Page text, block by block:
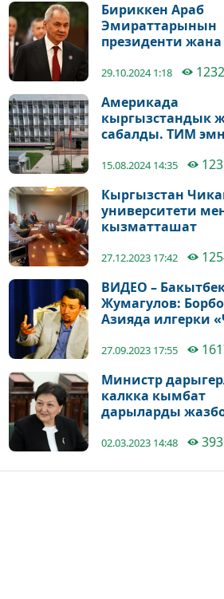
Бириккен Араб
Эмираттарынын
президенти жана
Коопсуздук
жолукту
29.10.2024 1:18
Америкада
кыргызстандык
сабалды. ТИМ
15.08.2024 14:35
Кыргызстан
университети
кызматташат
27.12.2023 17:42
ВИДЕО –
Жумагулов:
Азияда илгерки
башталды
27.09.2023 17:55
Министр
калкка кымбат
дарыларды
02.03.2023 14:48